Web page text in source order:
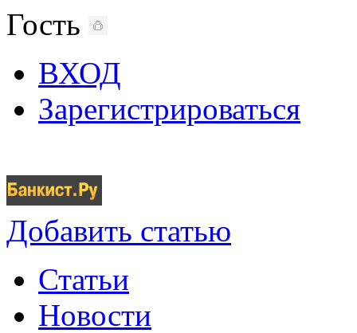
Гость
ВХОД
Зарегистрироваться
Добавить статью
Статьи
Новости